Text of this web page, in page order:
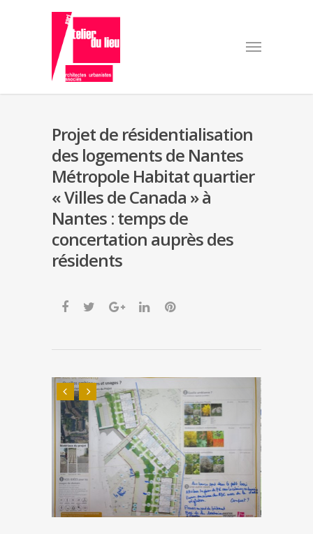
Projet de résidentialisation
des logements de Nantes
Métropole Habitat quartier
« Villes de Canada » à
Nantes : temps de
concertation auprès des
résidents